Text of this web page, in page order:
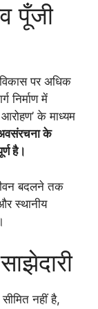
पूँजी
पर अधिक
निर्माण में
के माध्यम
के
है।
बदलने तक
स्थानीय
नहीं है,